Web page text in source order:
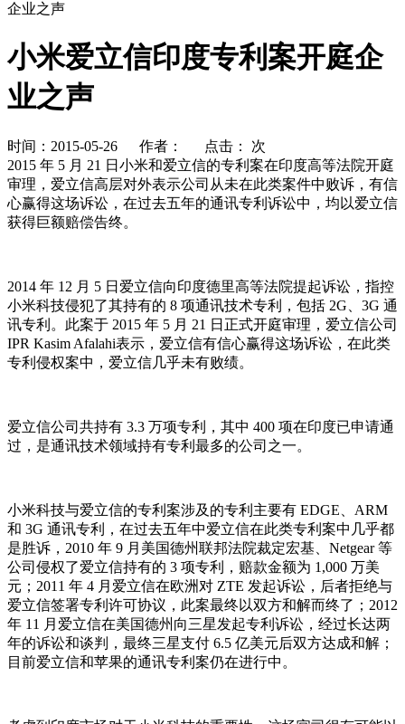
企业之声
小米爱立信印度专利案开庭企
业之声
时间：2015-05-26 作者： 点击：
次
2015 年 5 月 21 日小米和爱立信的专利案在印度高等法院开庭
审理，爱立信高层对外表示公司从未在此类案件中败诉，有信
心赢得这场诉讼，在过去五年的通讯专利诉讼中，均以爱立信
获得巨额赔偿告终。
2014 年 12 月 5 日爱立信向印度德里高等法院提起诉讼，指控
小米科技侵犯了其持有的 8 项通讯技术专利，包括 2G、3G 通
讯专利。此案于 2015 年 5 月 21 日正式开庭审理，爱立信公司
IPR Kasim Afalahi表示，爱立信有信心赢得这场诉讼，在此类
专利侵权案中，爱立信几乎未有败绩。
爱立信公司共持有 3.3 万项专利，其中 400 项在印度已申请通
过，是通讯技术领域持有专利最多的公司之一。
小米科技与爱立信的专利案涉及的专利主要有 EDGE、ARM
和 3G 通讯专利，在过去五年中爱立信在此类专利案中几乎都
是胜诉，2010 年 9 月美国德州联邦法院裁定宏基、Netgear 等
公司侵权了爱立信持有的 3 项专利，赔款金额为 1,000 万美
元；2011 年 4 月爱立信在欧洲对 ZTE 发起诉讼，后者拒绝与
爱立信签署专利许可协议，此案最终以双方和解而终了；2012
年 11 月爱立信在美国德州向三星发起专利诉讼，经过长达两
年的诉讼和谈判，最终三星支付 6.5 亿美元后双方达成和解；
目前爱立信和苹果的通讯专利案仍在进行中。